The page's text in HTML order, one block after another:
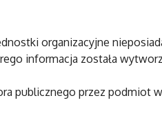
organizacyjne
informacja została
publicznego przez podmiot